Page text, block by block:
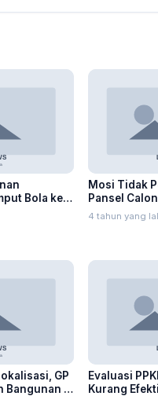
Bola ke
Mosi Tidak
Pansel
4 tahun yang
GP
Bangunan di
Evaluasi
Kurang